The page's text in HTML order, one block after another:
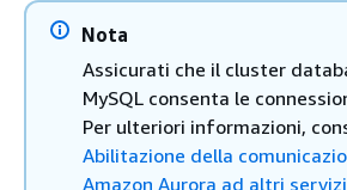
Nota
Assicurati che il cluster
MySQL consenta le
Per ulteriori informazioni,
Abilitazione della
Amazon Aurora ad altri servizi